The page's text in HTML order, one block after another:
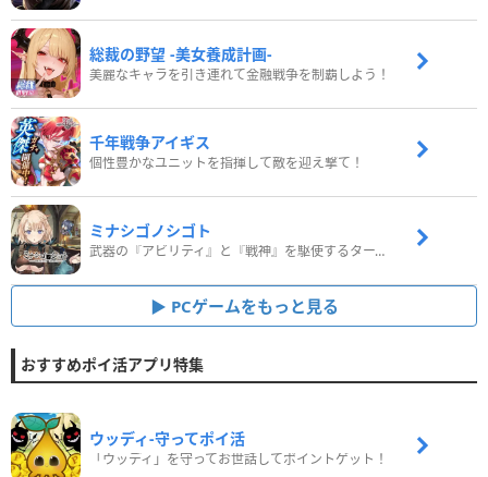
総裁の野望 -美女養成計画-
美麗なキャラを引き連れて金融戦争を制覇しよう！
千年戦争アイギス
個性豊かなユニットを指揮して敵を迎え撃て！
ミナシゴノシゴト
武器の『アビリティ』と『戦神』を駆使するターン制コマンドバトルRPG！
PCゲームをもっと見る
おすすめポイ活アプリ特集
ウッディ‐守ってポイ活
「ウッディ」を守ってお世話してポイントゲット！